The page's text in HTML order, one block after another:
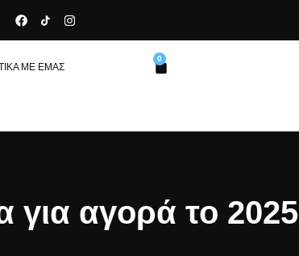
ΜΕ ΕΜΆΣ
0
για αγορά το 2025